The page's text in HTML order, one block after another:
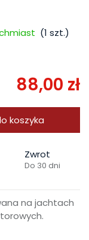
(1 szt.)
88,00 zł
koszyka
Zwrot
Do 30 dni
na jachtach